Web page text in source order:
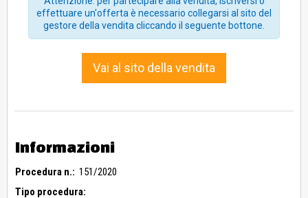
effettuare un'offerta è necessario collegarsi al sito del
gestore della vendita cliccando il seguente bottone.
Vai al sito della vendita
Informazioni
Procedura n.: 151/2020
Tipo procedura: